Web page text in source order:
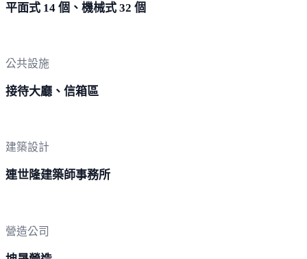
平面式 14 個、機械式 32 個
公共設施
接待大廳、信箱區
建築設計
連世隆建築師事務所
營造公司